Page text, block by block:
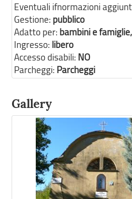
Eventuali ifnormazioni
Gestione: pubblico
Adatto per: bambini e
Ingresso: libero
Accesso disabili: NO
Parcheggi: Parcheggi
Gallery